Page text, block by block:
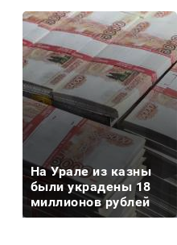
На Урале из казны
были украдены 18
миллионов рублей